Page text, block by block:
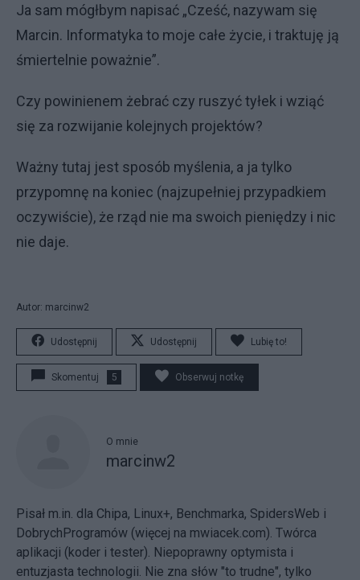
Ja sam mógłbym napisać „Cześć, nazywam się
Marcin. Informatyka to moje całe życie, i traktuję ją
śmiertelnie poważnie”.
Czy powinienem żebrać czy ruszyć tyłek i wziąć
się za rozwijanie kolejnych projektów?
Ważny tutaj jest sposób myślenia, a ja tylko
przypomnę na koniec (najzupełniej przypadkiem
oczywiście), że rząd nie ma swoich pieniędzy i nic
nie daje.
Autor: marcinw2
Udostępnij Udostępnij Lubię to!
Skomentuj 5 Obserwuj notkę
O mnie
marcinw2
Pisał m.in. dla Chipa, Linux+, Benchmarka, SpidersWeb i
DobrychProgramów (więcej na mwiacek.com). Twórca
aplikacji (koder i tester). Niepoprawny optymista i
entuzjasta technologii. Nie zna słów "to trudne", tylko